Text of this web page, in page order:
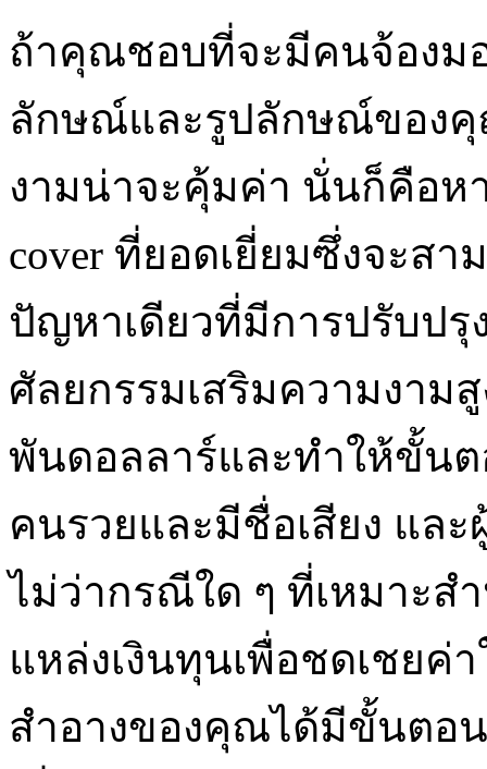
ถ้าคุณชอบที่จะมีคนจ้องม
ลักษณ์และรูปลักษณ์ของ
งามน่าจะคุ้มค่า นั่นก็คือห
cover ที่ยอดเยี่ยมซึ่งจะส
ปัญหาเดียวที่มีการปรับปรุ
ศัลยกรรมเสริมความงาม
พันดอลลาร์และทำให้ขั้น
คนรวยและมีชื่อเสียง แล
ไม่ว่ากรณีใด ๆ ที่เหมาะ
แหล่งเงินทุนเพื่อชดเชยค่
สำอางของคุณได้มีขั้นตอ